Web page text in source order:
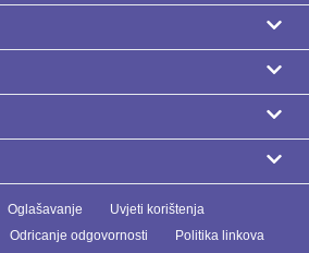
Oglašavanje
Uvjeti korištenja
Odricanje odgovornosti Politika linkova